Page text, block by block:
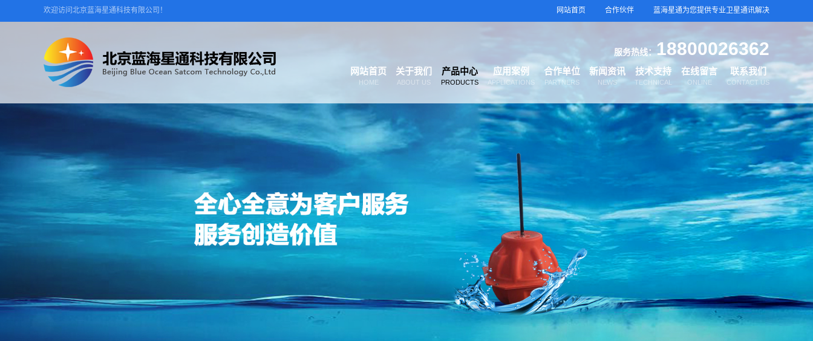
欢迎访问北京蓝海星通科技有限公司！ 网站首页 合作伙伴 蓝海星通为您提供专业卫星通讯解决
服务热线：18800026362
网站首页
HOME
关于我们
ABOUT US
产品中心
PRODUCTS
应用案例
APPLICATIONS
合作单位
PARTNERS
新闻资讯
NEWS
技术支持
TECHNICAL
在线留言
ONLINE
联系我们
CONTACT US